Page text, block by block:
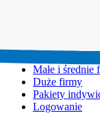
Małe i średnie
Duże firmy
Pakiety
Logowanie